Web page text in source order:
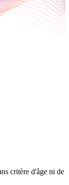
critère d'âge ni de